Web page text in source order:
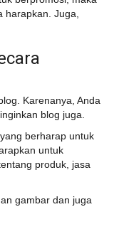
harapkan. Juga,
Karenanya, Anda
blog juga.
berharap untuk
untuk
produk, jasa
gambar dan juga